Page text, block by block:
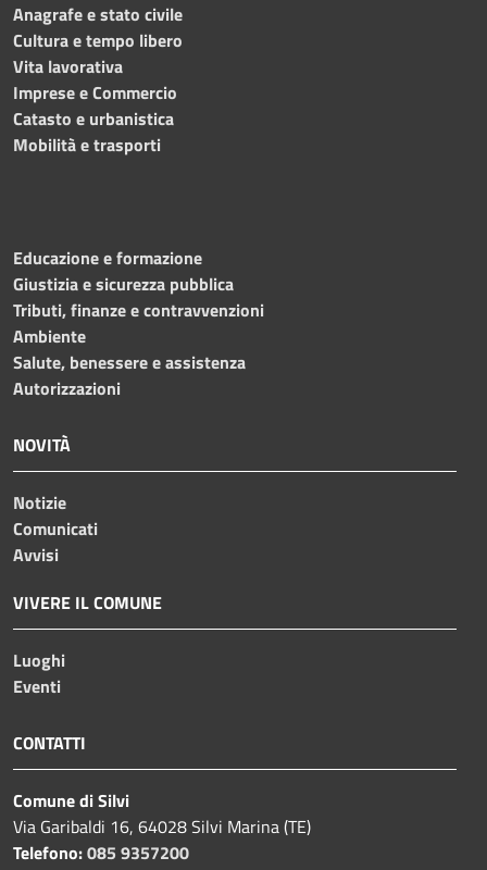
Anagrafe e stato civile
Cultura e tempo libero
Vita lavorativa
Imprese e Commercio
Catasto e urbanistica
Mobilità e trasporti
Educazione e formazione
Giustizia e sicurezza pubblica
Tributi, finanze e contravvenzioni
Ambiente
Salute, benessere e assistenza
Autorizzazioni
NOVITÀ
Notizie
Comunicati
Avvisi
VIVERE IL COMUNE
Luoghi
Eventi
CONTATTI
Comune di Silvi
Via Garibaldi 16, 64028 Silvi Marina (TE)
Telefono:085 9357200